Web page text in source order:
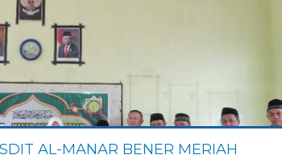
AL-MANAR BENER MERIAH